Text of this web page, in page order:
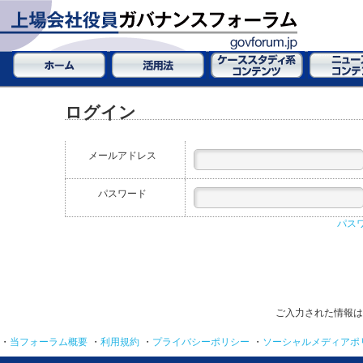
ログイン
メールアドレス
パスワード
パス
ご入力された情報
・ 当フォーラム概要 ・ 利用規約 ・ プライバシーポリシー ・ ソーシャルメディアポ